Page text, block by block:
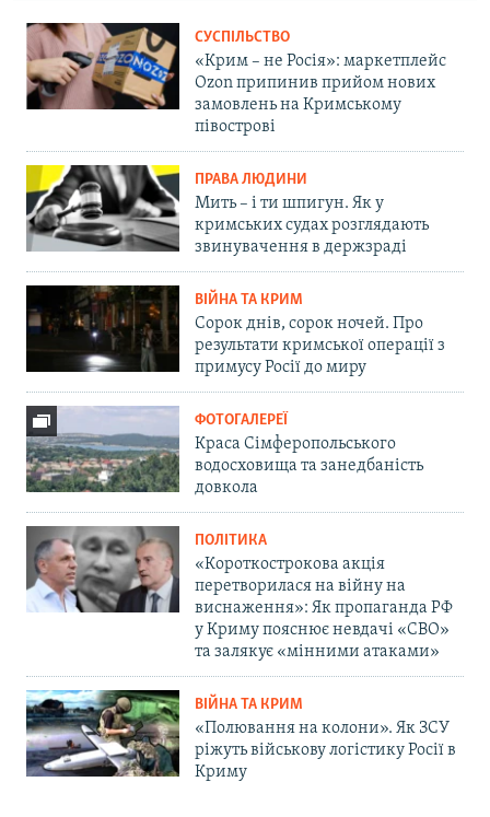
СУСПІЛЬСТВО
«Крим – не Росія»: маркетплейс
Ozon припинив прийом нових
замовлень на Кримському
півострові
ПРАВА ЛЮДИНИ
Мить – і ти шпигун. Як у
кримських судах розглядають
звинувачення в держзраді
ВІЙНА ТА КРИМ
Сорок днів, сорок ночей. Про
результати кримської операції з
примусу Росії до миру
ФОТОГАЛЕРЕЇ
Краса Сімферопольського
водосховища та занедбаність
довкола
ПОЛІТИКА
«Короткострокова акція
перетворилася на війну на
виснаження»: Як пропаганда РФ
у Криму пояснює невдачі «СВО»
та залякує «мінними атаками»
ВІЙНА ТА КРИМ
«Полювання на колони». Як ЗСУ
ріжуть військову логістику Росії в
Криму